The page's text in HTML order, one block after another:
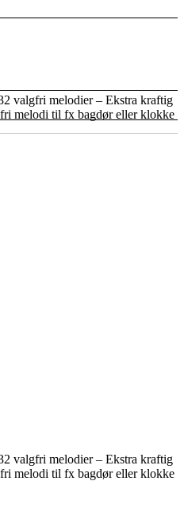
valgfri melodier – Ekstra kraftig
melodi til fx bagdør eller klokke
valgfri melodier – Ekstra kraftig
melodi til fx bagdør eller klokke